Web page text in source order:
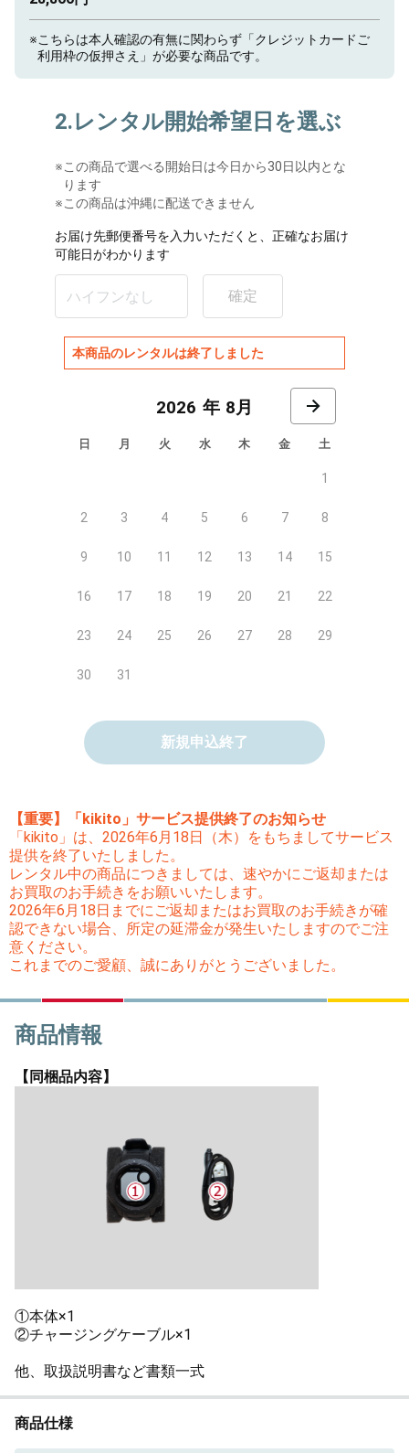
※こちらは本人確認の有無に関わらず「クレジットカードご
利用枠の仮押さえ」が必要な商品です。
2.レンタル開始希望日を選ぶ
※この商品で選べる開始日は今日から30日以内とな
ります
※この商品は沖縄に配送できません
お届け先郵便番号を入力いただくと、正確なお届け
可能日がわかります
確定
本商品のレンタルは終了しました
8月
日 月 火 水 木 金 土
1
2 3 4 5 6 7 8
9 10 11 12 13 14 15
16 17 18 19 20 21 22
23 24 25 26 27 28 29
30 31
新規申込終了
【重要】「kikito」サービス提供終了のお知らせ
「kikito」は、2026年6月18日（木）をもちましてサービス
提供を終了いたしました。
レンタル中の商品につきましては、速やかにご返却または
お買取のお手続きをお願いいたします。
2026年6月18日までにご返却またはお買取のお手続きが確
認できない場合、所定の延滞金が発生いたしますのでご注
意ください。
これまでのご愛顧、誠にありがとうございました。
商品情報
【同梱品内容】
①本体×1
②チャージングケーブル×1
他、取扱説明書など書類一式
商品仕様